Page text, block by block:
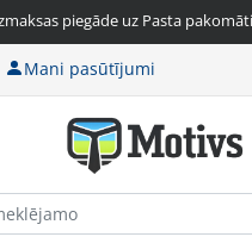
piegāde uz Pasta
Mani pasūtījumi